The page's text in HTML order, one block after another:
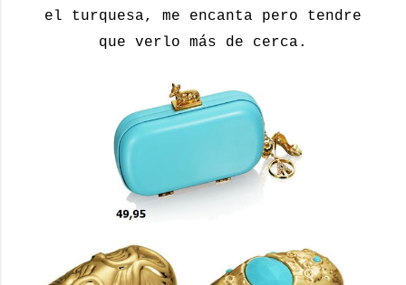
el turquesa, me encanta pero tendre
que verlo más de cerca.